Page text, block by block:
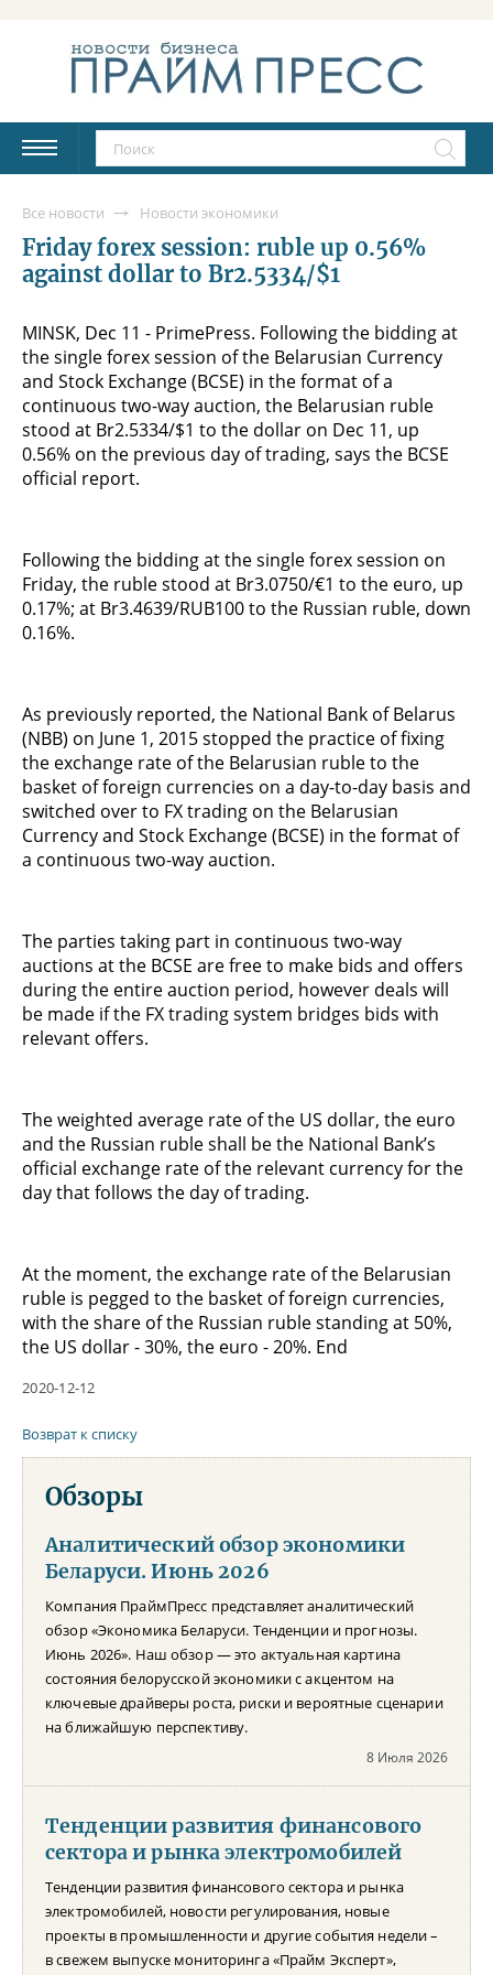
Все новости Новости экономики
Friday forex session: ruble up 0.56%
against dollar to Br2.5334/$1
MINSK, Dec 11 - PrimePress. Following the bidding at
the single forex session of the Belarusian Currency
and Stock Exchange (BCSE) in the format of a
continuous two-way auction, the Belarusian ruble
stood at Br2.5334/$1 to the dollar on Dec 11, up
0.56% on the previous day of trading, says the BCSE
official report.
Following the bidding at the single forex session on
Friday, the ruble stood at Br3.0750/€1 to the euro, up
0.17%; at Br3.4639/RUB100 to the Russian ruble, down
0.16%.
As previously reported, the National Bank of Belarus
(NBB) on June 1, 2015 stopped the practice of fixing
the exchange rate of the Belarusian ruble to the
basket of foreign currencies on a day-to-day basis and
switched over to FX trading on the Belarusian
Currency and Stock Exchange (BCSE) in the format of
a continuous two-way auction.
The parties taking part in continuous two-way
auctions at the BCSE are free to make bids and offers
during the entire auction period, however deals will
be made if the FX trading system bridges bids with
relevant offers.
The weighted average rate of the US dollar, the euro
and the Russian ruble shall be the National Bank’s
official exchange rate of the relevant currency for the
day that follows the day of trading.
At the moment, the exchange rate of the Belarusian
ruble is pegged to the basket of foreign currencies,
with the share of the Russian ruble standing at 50%,
the US dollar - 30%, the euro - 20%. End
2020-12-12
Возврат к списку
Обзоры
Аналитический обзор экономики
Беларуси. Июнь 2026
Компания ПраймПресс представляет аналитический
обзор «Экономика Беларуси. Тенденции и прогнозы.
Июнь 2026». Наш обзор — это актуальная картина
состояния белорусской экономики с акцентом на
ключевые драйверы роста, риски и вероятные сценарии
на ближайшую перспективу.
8 Июля 2026
Тенденции развития финансового
сектора и рынка электромобилей
Тенденции развития финансового сектора и рынка
электромобилей, новости регулирования, новые
проекты в промышленности и другие события недели –
в свежем выпуске мониторинга «Прайм Эксперт»,